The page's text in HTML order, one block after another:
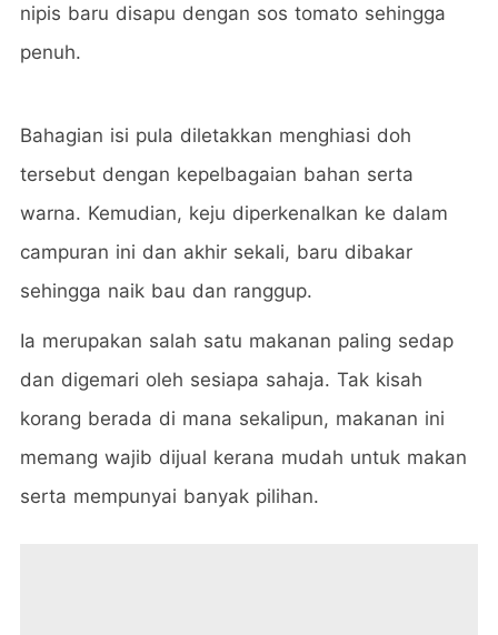
nipis baru disapu dengan sos tomato sehingga
penuh.
Bahagian isi pula diletakkan menghiasi doh
tersebut dengan kepelbagaian bahan serta
warna. Kemudian, keju diperkenalkan ke dalam
campuran ini dan akhir sekali, baru dibakar
sehingga naik bau dan ranggup.
Ia merupakan salah satu makanan paling sedap
dan digemari oleh sesiapa sahaja. Tak kisah
korang berada di mana sekalipun, makanan ini
memang wajib dijual kerana mudah untuk makan
serta mempunyai banyak pilihan.